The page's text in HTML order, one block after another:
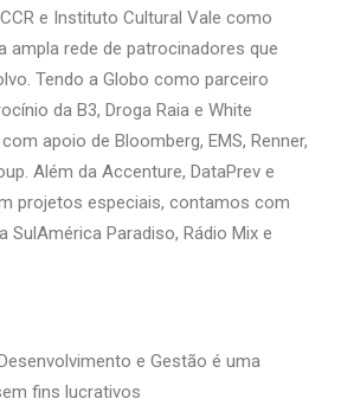
e Instituto Cultural Vale como
ampla rede de patrocinadores que
Tendo a Globo como parceiro
da B3, Droga Raia e White
apoio de Bloomberg, EMS, Renner,
Além da Accenture, DataPrev e
projetos especiais, contamos com
SulAmérica Paradiso, Rádio Mix e
e Gestão é uma
fins lucrativos